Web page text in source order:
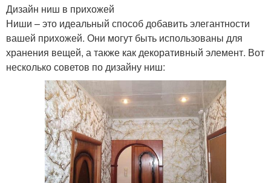
Дизайн ниш в прихожей
Ниши – это идеальный способ добавить элегантности
вашей прихожей. Они могут быть использованы для
хранения вещей, а также как декоративный элемент. Вот
несколько советов по дизайну ниш: